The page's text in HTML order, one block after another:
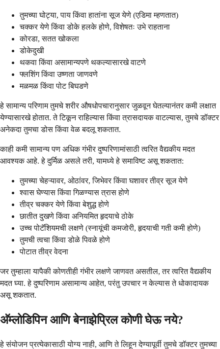
तुमच्या घोट्या, पाय किंवा हातांना सूज येणे (एडिमा म्हणतात)
चक्कर येणे किंवा डोके हलके होणे, विशेषतः उभे राहताना
कोरडा, सतत खोकला
डोकेदुखी
थकवा किंवा असामान्यपणे थकल्यासारखे वाटणे
फ्लशिंग किंवा उष्णता जाणवणे
मळमळ किंवा पोट बिघडणे
हे सामान्य परिणाम तुमचे शरीर औषधोपचारानुसार जुळवून घेतल्यानंतर कमी लक्षात
येण्यासारखे होतात. ते टिकून राहिल्यास किंवा त्रासदायक वाटल्यास, तुमचे डॉक्टर
अनेकदा तुमचा डोस किंवा वेळ बदलू शकतात.
काही कमी सामान्य पण अधिक गंभीर दुष्परिणामांसाठी त्वरित वैद्यकीय मदत
आवश्यक आहे. हे दुर्मिळ असले तरी, यामध्ये हे समाविष्ट असू शकतात:
तुमच्या चेहऱ्यावर, ओठांवर, जिभेवर किंवा घशावर तीव्र सूज येणे
श्वास घेण्यास किंवा गिळण्यास त्रास होणे
तीव्र चक्कर येणे किंवा बेशुद्ध होणे
छातीत दुखणे किंवा अनियमित हृदयाचे ठोके
उच्च पोटॅशियमची लक्षणे (स्नायूंची कमजोरी, हृदयाची गती कमी होणे)
तुमची त्वचा किंवा डोळे पिवळे होणे
पोटात तीव्र वेदना
जर तुम्हाला यापैकी कोणतीही गंभीर लक्षणे जाणवत असतील, तर त्वरित वैद्यकीय
मदत घ्या. हे दुष्परिणाम असामान्य आहेत, परंतु उपचार न केल्यास ते धोकादायक
असू शकतात.
अ‍ॅम्लोडिपिन आणि बेनाझेप्रिल कोणी घेऊ नये?
हे संयोजन प्रत्येकासाठी योग्य नाही, आणि ते लिहून देण्यापूर्वी तुमचे डॉक्टर तुमच्या